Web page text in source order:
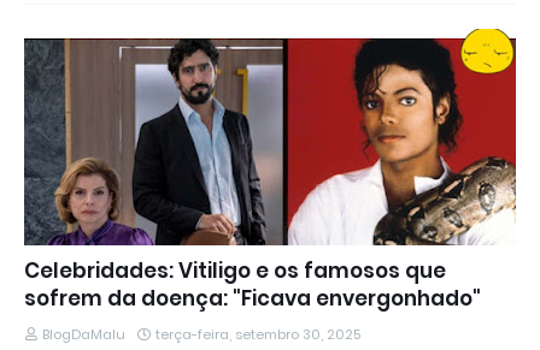
Celebridades: Vitiligo e os famosos que
sofrem da doença: "Ficava envergonhado"
BlogDaMalu terça-feira, setembro 30, 2025